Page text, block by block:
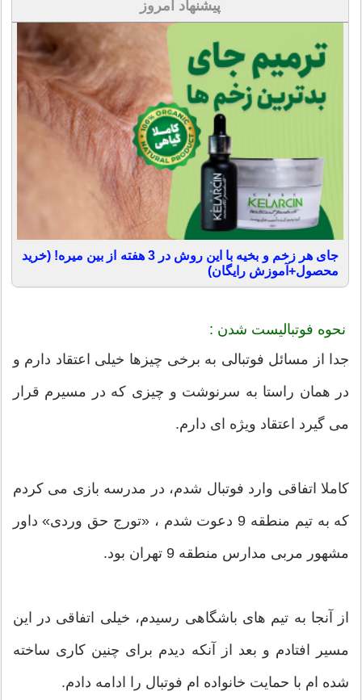
پیشنهاد امروز
جای هر زخم و بخیه با این روش در 3 هفته از بین میره! (خرید
محصول+آموزش رایگان)
نحوه فوتبالیست شدن :
جدا از مسائل فوتبالی به برخی چیزها خیلی اعتقاد دارم و
در همان راستا به سرنوشت و چیزی که در مسیرم قرار
می گیرد اعتقاد ویژه ای دارم.
کاملا اتفاقی وارد فوتبال شدم، در مدرسه بازی می کردم
که به تیم منطقه 9 دعوت شدم ، «تورج حق وردی» داور
مشهور مربی مدارس منطقه 9 تهران بود.
از آنجا به تیم های باشگاهی رسیدم، خیلی اتفاقی در این
مسیر افتادم و بعد از آنکه دیدم برای چنین کاری ساخته
شده ام با حمایت خانواده ام فوتبال را ادامه دادم.